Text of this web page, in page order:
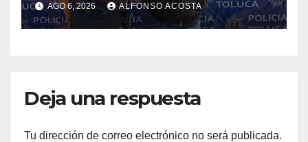
AGO 6, 2026 ALFONSO ACOSTA
Deja una respuesta
Tu dirección de correo electrónico no será publicada.